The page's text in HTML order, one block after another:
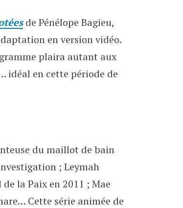
de Pénélope Bagieu,
en version vidéo.
plaira autant aux
idéal en cette période de
du maillot de bain
; Leymah
la Paix en 2011 ; Mae
Cette série animée de